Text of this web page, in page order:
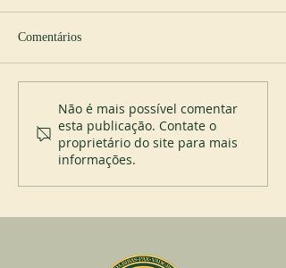
Profissão perpétua no St
Placid Priory
Comentários
Não é mais possível comentar
esta publicação. Contate o
proprietário do site para mais
informações.